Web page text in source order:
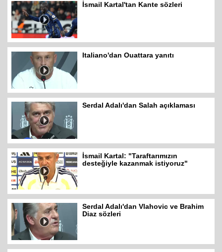
İsmail Kartal'tan Kante sözleri
Italiano'dan Ouattara yanıtı
Serdal Adalı'dan Salah açıklaması
İsmail Kartal: "Taraftarımızın
desteğiyle kazanmak istiyoruz"
Serdal Adalı'dan Vlahovic ve Brahim
Diaz sözleri